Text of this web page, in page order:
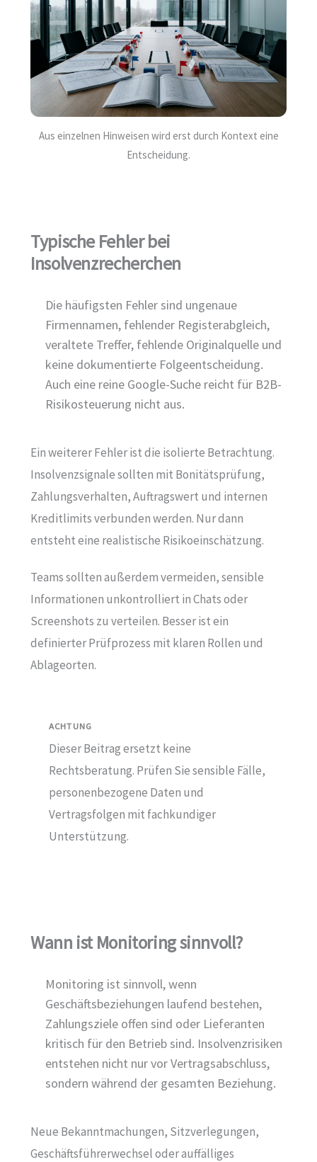
Aus einzelnen Hinweisen wird erst durch Kontext eine
Entscheidung.
Typische Fehler bei
Insolvenzrecherchen
Die häufigsten Fehler sind ungenaue
Firmennamen, fehlender Registerabgleich,
veraltete Treffer, fehlende Originalquelle und
keine dokumentierte Folgeentscheidung.
Auch eine reine Google-Suche reicht für B2B-
Risikosteuerung nicht aus.
Ein weiterer Fehler ist die isolierte Betrachtung.
Insolvenzsignale sollten mit Bonitätsprüfung,
Zahlungsverhalten, Auftragswert und internen
Kreditlimits verbunden werden. Nur dann
entsteht eine realistische Risikoeinschätzung.
Teams sollten außerdem vermeiden, sensible
Informationen unkontrolliert in Chats oder
Screenshots zu verteilen. Besser ist ein
definierter Prüfprozess mit klaren Rollen und
Ablageorten.
ACHTUNG
Dieser Beitrag ersetzt keine
Rechtsberatung. Prüfen Sie sensible Fälle,
personenbezogene Daten und
Vertragsfolgen mit fachkundiger
Unterstützung.
Wann ist Monitoring sinnvoll?
Monitoring ist sinnvoll, wenn
Geschäftsbeziehungen laufend bestehen,
Zahlungsziele offen sind oder Lieferanten
kritisch für den Betrieb sind. Insolvenzrisiken
entstehen nicht nur vor Vertragsabschluss,
sondern während der gesamten Beziehung.
Neue Bekanntmachungen, Sitzverlegungen,
Geschäftsführerwechsel oder auffälliges